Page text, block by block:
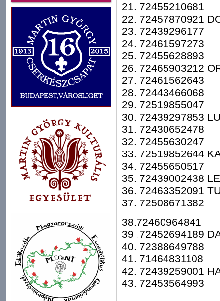
21. 72455210681
22. 72457870921
23. 72439296177
24. 72461597273
25. 72455628893
26. 72465903212
27. 72461562643
28. 72443466068
29. 72519855047
30. 72439297853
31. 72430652478
32. 72455630247
33. 72519852644
34. 72455650517
35. 72439002438
36. 72463352091
37. 72508671382
38.72460964841
39 .72452694189
40. 72388649788
41. 71464831108
42. 72439259001
43. 72453564993